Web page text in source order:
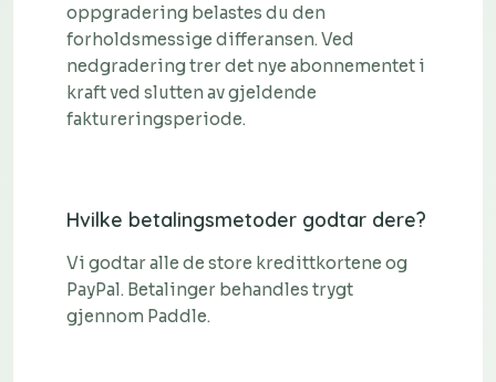
oppgradering belastes du den
forholdsmessige differansen. Ved
nedgradering trer det nye abonnementet i
kraft ved slutten av gjeldende
faktureringsperiode.
Hvilke betalingsmetoder godtar dere?
Vi godtar alle de store kredittkortene og
PayPal. Betalinger behandles trygt
gjennom Paddle.